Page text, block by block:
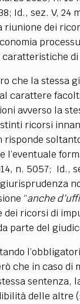
Id., sez. V,
riunione dei
che la stessa
carattere
avverso la
ricorsi
risponde
l’eventuale
n. 5057; Id.,
“anche
dei ricorsi di
parte del
che in caso
sentenza,
delle altre